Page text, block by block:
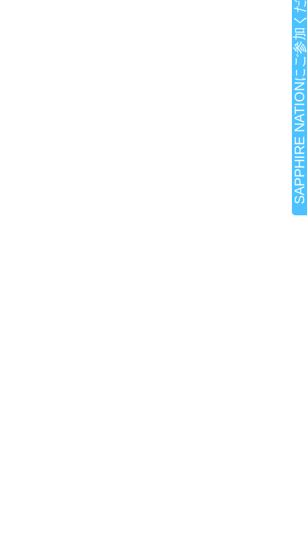
SAPPHIRE NATIONにご参加ください!